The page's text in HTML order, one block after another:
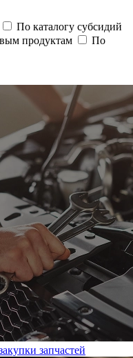
По каталогу субсидий
продуктам
По
запчастей